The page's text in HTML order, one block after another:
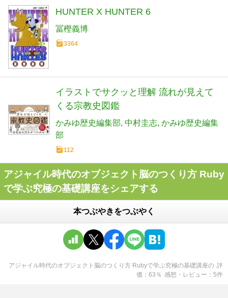
HUNTER X HUNTER 6
冨樫義博
3364
イラストでサクッと理解 流れが見えて
くる宗教史図鑑
かみゆ歴史編集部 中村圭志 かみゆ歴史編集
部
112
アジャイル時代のオブジェクト脳のつくり方 Ruby
で学ぶ究極の基礎講座をシェアする
本つぶやきをつぶやく
アジャイル時代のオブジェクト脳のつくり方 Rubyで学ぶ究極の基礎講座の 評
価
63 ％ 感想・レビュー 5件